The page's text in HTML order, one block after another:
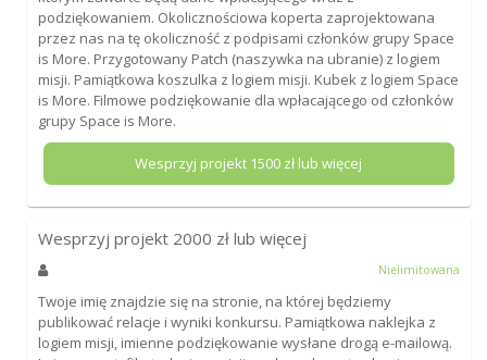
podziękowaniem. Okolicznościowa koperta zaprojektowana
przez nas na tę okoliczność z podpisami członków grupy Space
is More. Przygotowany Patch (naszywka na ubranie) z logiem
misji. Pamiątkowa koszulka z logiem misji. Kubek z logiem Space
is More. Filmowe podziękowanie dla wpłacającego od członków
grupy Space is More.
Wesprzyj projekt 1500 zł lub więcej
Wesprzyj projekt 2000 zł lub więcej
Nielimitowana
Twoje imię znajdzie się na stronie, na której będziemy
publikować relacje i wyniki konkursu. Pamiątkowa naklejka z
logiem misji, imienne podziękowanie wysłane drogą e-mailową.